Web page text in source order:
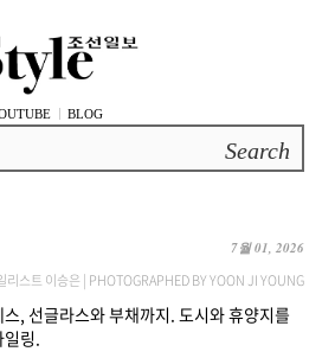
BLOG
7월 01, 2026
리스트 이승은 | PHOTOGRAPHED BY YOON JI YOUNG
, 선글라스와 부채까지. 도시와 휴양지를
일링.